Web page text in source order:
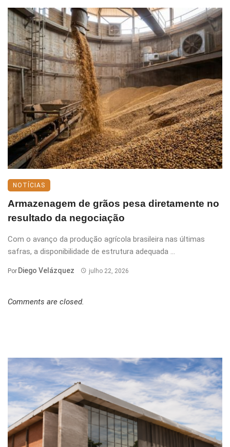
NOTÍCIAS
Armazenagem de grãos pesa diretamente no
resultado da negociação
Com o avanço da produção agrícola brasileira nas últimas
safras, a disponibilidade de estrutura adequada ...
Por Diego Velázquez julho 22, 2026
Comments are closed.